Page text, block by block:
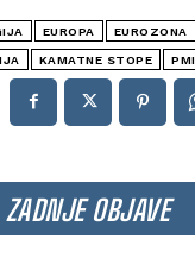
ZADNJE OBJAVE
EUROPA EUROZONA
KAMATNE STOPE PMI